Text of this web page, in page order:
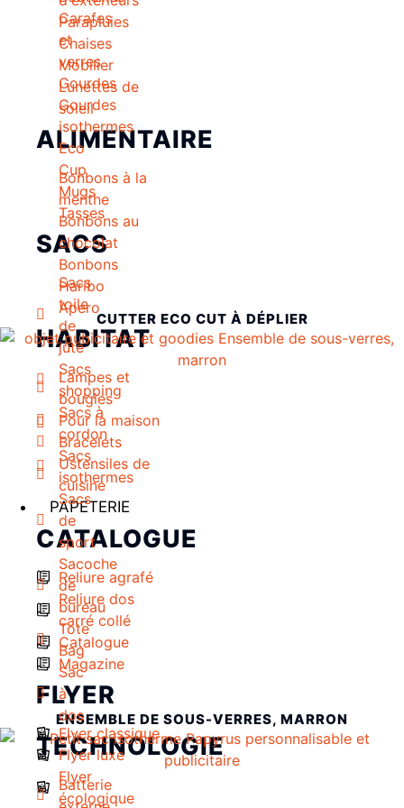
Parapluies
Chaises
Mobilier
Lunettes de
soleil
ALIMENTAIRE
Bonbons à la
menthe
Bonbons au
chocolat
Bonbons
Haribo
Apero
HABITAT
Lampes et
bougies
Pour la maison
Bracelets
Ustensiles de
cuisine
PAPETERIE
CATALOGUE
Reliure agrafé
Reliure dos
carré collé
Catalogue
Magazine
FLYER
Flyer classique
Flyer luxe
Flyer
écologique
Carafes
et
verres
Gourdes
Gourdes
isothermes
Eco
Cup
Mugs
Tasses
SACS
Sacs
toile
de
jute
Sacs
shopping
Sacs à
cordon
Sacs
isothermes
Sacs
de
sport
Sacoche
de
bureau
Tote
Bag
Sac
à
dos
TECHNOLOGIE
Batterie
CUTTER ECO CUT À DÉPLIER
ENSEMBLE DE SOUS-VERRES, MARRON